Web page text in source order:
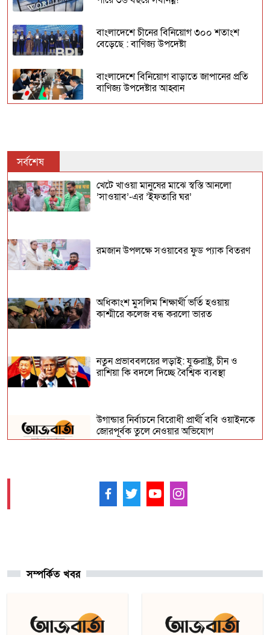
বাংলাদেশে চীনের বিনিয়োগ ৩০০ শতাংশ
বেড়েছে : বাণিজ্য উপদেষ্টা
বাংলাদেশে বিনিয়োগ বাড়াতে জাপানের প্রতি
বাণিজ্য উপদেষ্টার আহ্বান
জিআই স্বীকৃতি পেল নওগাঁর ‘নাক ফজলি আম’
ভারত থেকে এবার দৈনিক ৬ হাজার টন করে
সর্বশেষ
খেটে খাওয়া মানুষের মাঝে স্বস্তি আনলো
’সাওয়াব’-এর ’ইফতারি ঘর’
রমজান উপলক্ষে সওয়াবের ফুড প্যাক বিতরণ
অধিকাংশ মুসলিম শিক্ষার্থী ভর্তি হওয়ায়
কাশ্মীরে কলেজ বন্ধ করলো ভারত
নতুন প্রভাববলয়ের লড়াই: যুক্তরাষ্ট্র, চীন ও
রাশিয়া কি বদলে দিচ্ছে বৈশ্বিক ব্যবস্থা
উগান্ডার নির্বাচনে বিরোধী প্রার্থী ববি ওয়াইনকে
জোরপূর্বক তুলে নেওয়ার অভিযোগ
বিহারে সড়ক দুর্ঘটনায় সপ্তম শ্রেণির ছাত্র নিহত,
সাহায্যের বদলে মাছ লুট
সম্পর্কিত খবর